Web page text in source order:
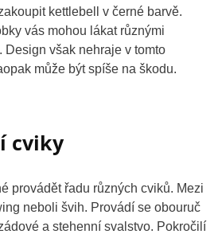
kettlebell v černé barvě.
vás mohou lákat různými
Design však nehraje v tomto
může být spíše na škodu.
cviky
provádět řadu různých cviků. Mezi
neboli švih. Provádí se obouruč
a stehenní svalstvo. Pokročilí